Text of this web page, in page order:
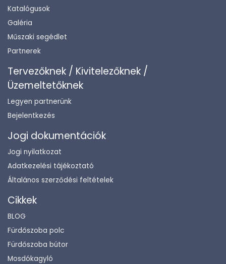
Katalógusok
Galéria
Műszaki segédlet
Partnerek
Tervezőknek / Kivitelezőknek /
Üzemeltetőknek
Legyen partnerünk
Bejelentkezés
Jogi dokumentációk
Jogi nyilatkozat
Adatkezelési tájékoztató
Általános szerződési feltételek
Cikkek
BLOG
Fürdőszoba polc
Fürdőszoba bútor
Mosdókagyló